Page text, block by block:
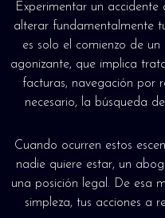
Experimentar un
alterar fundamentalmente
es solo el comienzo de
agonizante, que implica
facturas, navegación por
necesario, la búsqueda
Cuando ocurren estos
nadie quiere estar, un
una posición legal. De esa
simpleza, tus acciones a